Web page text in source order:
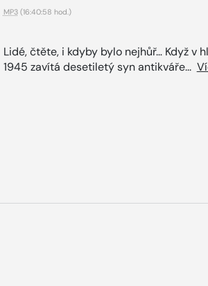
MP3(16:40:58 hod.)
Lidé, čtěte, i kdyby bylo nejhůř… Když v
1945 zavítá desetiletý syn antikváře...